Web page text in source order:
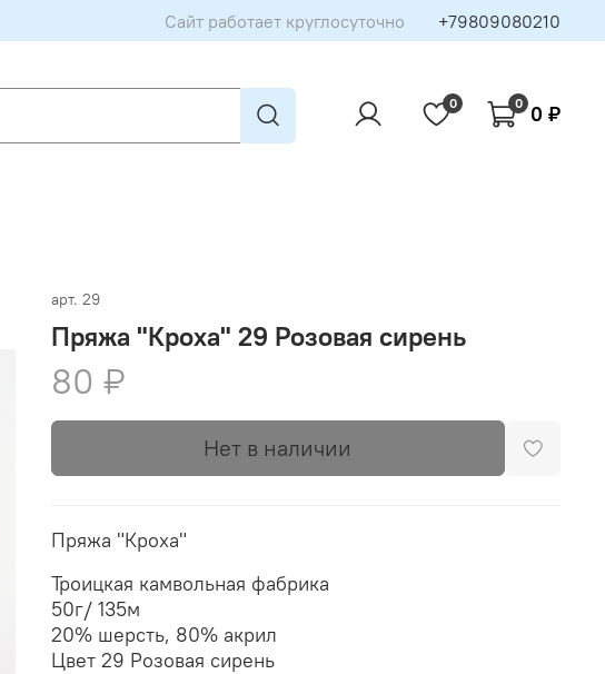
Сайт работает круглосуточно +79809080210
0 0 0 ₽
арт. 29
Пряжа "Кроха" 29 Розовая сирень
80 ₽
Нет в наличии
Пряжа "Кроха"
Троицкая камвольная фабрика
50г/ 135м
20% шерсть, 80% акрил
Цвет 29 Розовая сирень